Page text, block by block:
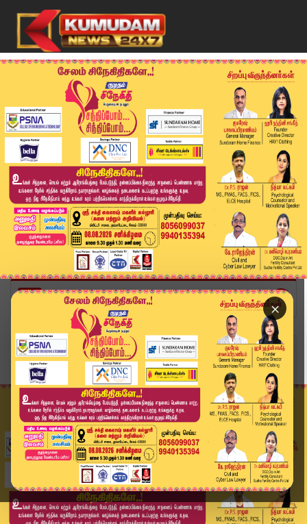
×
Home
வீடியோ ஸ்டோரி
PMK-யில் பரபரப்பு... அன்புமணியின் முடிவால் அரசி...